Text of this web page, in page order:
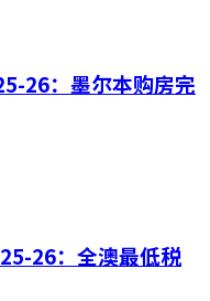
26：墨尔本购房完
26：全澳最低税